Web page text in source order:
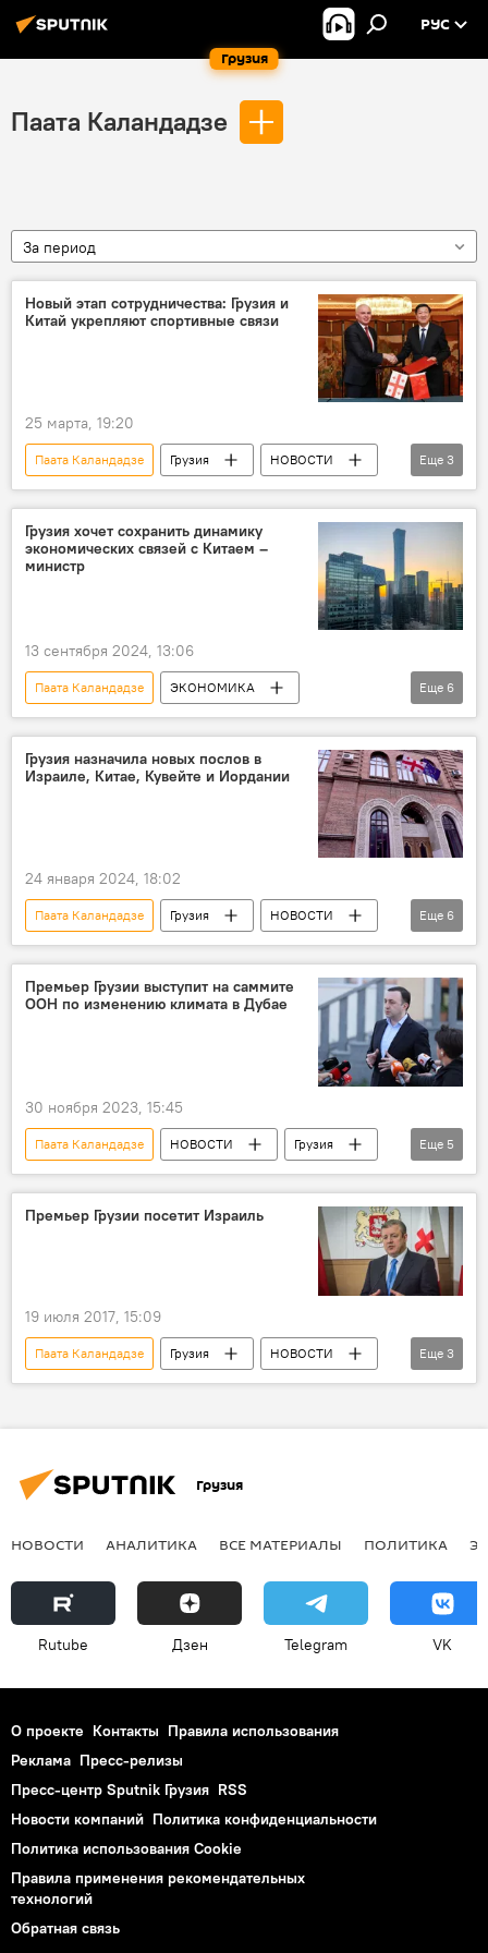
Грузия
РУС
Паата Каландадзе
За период
Новый этап сотрудничества: Грузия и
Китай укрепляют спортивные связи
25 марта, 19:20
Паата Каландадзе Грузия
НОВОСТИ
Тбилиси
Китай СПОРТ
Еще 3
Грузия хочет сохранить динамику
экономических связей с Китаем –
министр
13 сентября 2024, 13:06
Паата Каландадзе
ЭКОНОМИКА
НОВОСТИ
Грузия
Китай
Пекин
Леван Давиташвили
Мариам Квривишвили
Еще 6
Грузия назначила новых послов в
Израиле, Китае, Кувейте и Иордании
24 января 2024, 18:02
Паата Каландадзе Грузия
НОВОСТИ
ПОЛИТИКА
Китай
Иордания
Израиль
Лаша Жвания
Ираклий Гарибашвили
Еще 6
Премьер Грузии выступит на саммите
ООН по изменению климата в Дубае
30 ноября 2023, 15:45
Паата Каландадзе НОВОСТИ
Грузия
В мире
Дубай
ОАЭ
Ираклий Гарибашвили
Еще 5
Премьер Грузии посетит Израиль
19 июля 2017, 15:09
Паата Каландадзе Грузия
НОВОСТИ
Анонсы
ПОЛИТИКА
Еще 3
Грузия
НОВОСТИ АНАЛИТИКА ВСЕ МАТЕРИАЛЫ ПОЛИТИКА
Rutube Дзен Telegram VK
О проекте Контакты Правила использования
Реклама Пресс-релизы
Пресс-центр Sputnik Грузия RSS
Новости компаний Политика конфиденциальности
Политика использования Cookie
Правила применения рекомендательных
технологий
Обратная связь